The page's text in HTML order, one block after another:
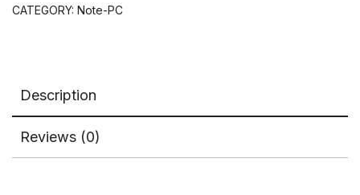
CATEGORY: Note-PC
Description
Reviews (0)